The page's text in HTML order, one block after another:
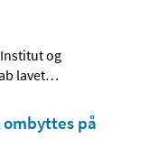
og
lavet…
på